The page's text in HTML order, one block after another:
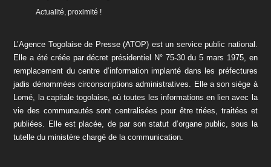
Actualité, proximité !
L’Agence Togolaise de Presse (ATOP) est un service public national.
Elle a été créée par décret présidentiel N° 75-30 du 5 mars 1975, en
remplacement du centre d’information implanté dans les préfectures
jadis dénommées circonscriptions administratives. Elle a son siège à
Lomé, la capitale togolaise, où toutes les informations en lien avec la
vie des communautés sont centralisées pour être triées, traitées et
publiées. Elle est placée, de par son statut d’organe public, sous la
tutelle du ministère chargé de la communication.